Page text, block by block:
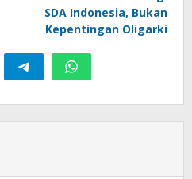
SDA Indonesia, Bukan
Kepentingan Oligarki